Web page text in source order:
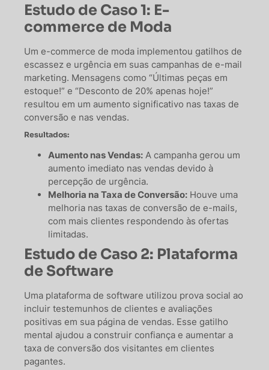
Estudo de Caso 1: E-
commerce de Moda
Um e-commerce de moda implementou gatilhos de
escassez e urgência em suas campanhas de e-mail
marketing. Mensagens como “Últimas peças em
estoque!” e “Desconto de 20% apenas hoje!”
resultou em um aumento significativo nas taxas de
conversão e nas vendas.
Resultados:
Aumento nas Vendas: A campanha gerou um
aumento imediato nas vendas devido à
percepção de urgência.
Melhoria na Taxa de Conversão: Houve uma
melhoria nas taxas de conversão de e-mails,
com mais clientes respondendo às ofertas
limitadas.
Estudo de Caso 2: Plataforma
de Software
Uma plataforma de software utilizou prova social ao
incluir testemunhos de clientes e avaliações
positivas em sua página de vendas. Esse gatilho
mental ajudou a construir confiança e aumentar a
taxa de conversão dos visitantes em clientes
pagantes.